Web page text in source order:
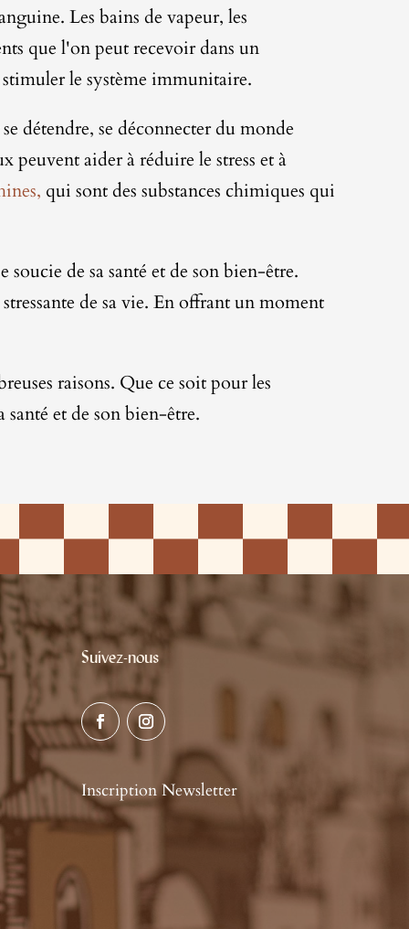
Les bains de vapeur, les
que l'on peut recevoir dans un
le système immunitaire.
détendre, se déconnecter du monde
peuvent aider à réduire le stress et à
qui sont des substances chimiques qui
de sa santé et de son bien-être.
de sa vie. En offrant un moment
raisons. Que ce soit pour les
et de son bien-être.
Suivez-nous
Inscription Newsletter